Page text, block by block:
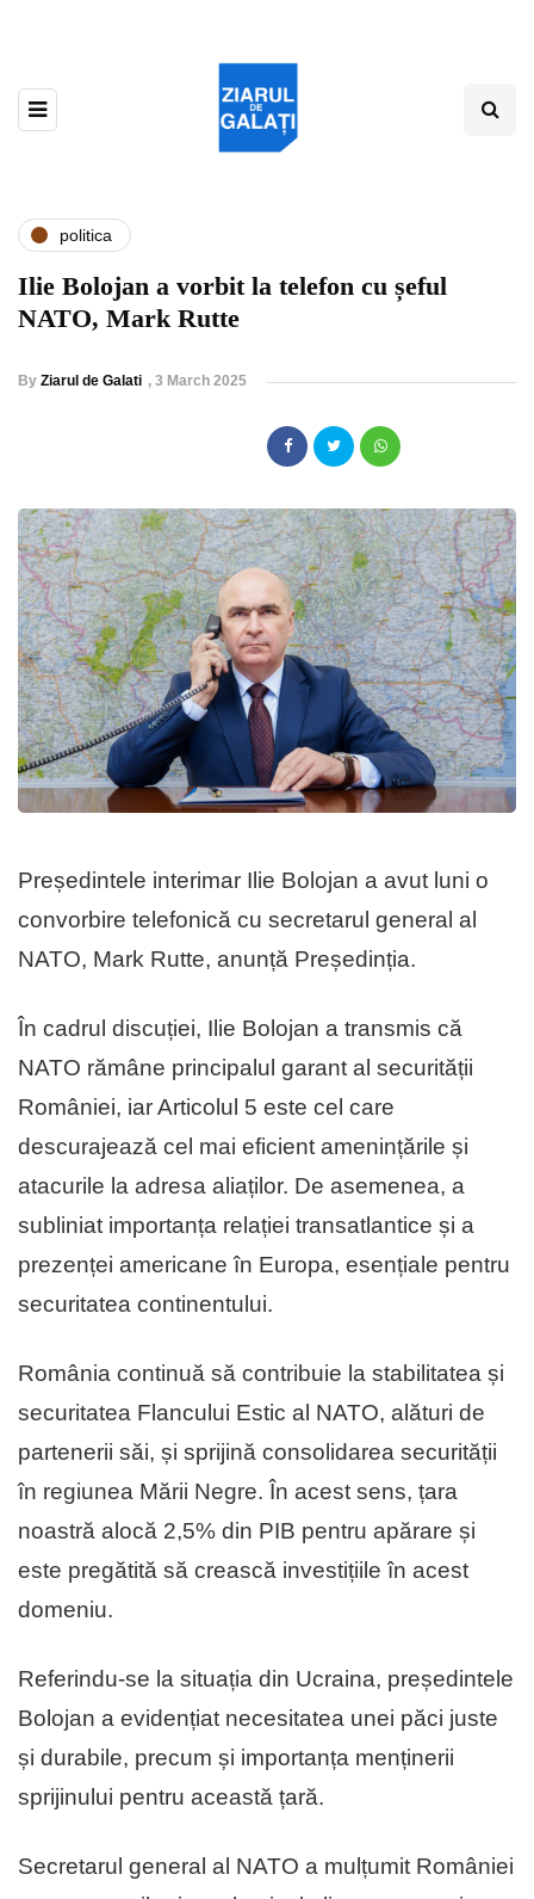
politica
Ilie Bolojan a vorbit la telefon cu șeful
NATO, Mark Rutte
By Ziarul de Galati , 3 March 2025
Președintele interimar Ilie Bolojan a avut luni o
convorbire telefonică cu secretarul general al
NATO, Mark Rutte, anunță Președinția.
În cadrul discuției, Ilie Bolojan a transmis că
NATO rămâne principalul garant al securității
României, iar Articolul 5 este cel care
descurajează cel mai eficient amenințările și
atacurile la adresa aliaților. De asemenea, a
subliniat importanța relației transatlantice și a
prezenței americane în Europa, esențiale pentru
securitatea continentului.
România continuă să contribuie la stabilitatea și
securitatea Flancului Estic al NATO, alături de
partenerii săi, și sprijină consolidarea securității
în regiunea Mării Negre. În acest sens, țara
noastră alocă 2,5% din PIB pentru apărare și
este pregătită să crească investițiile în acest
domeniu.
Referindu-se la situația din Ucraina, președintele
Bolojan a evidențiat necesitatea unei păci juste
și durabile, precum și importanța menținerii
sprijinului pentru această țară.
Secretarul general al NATO a mulțumit României